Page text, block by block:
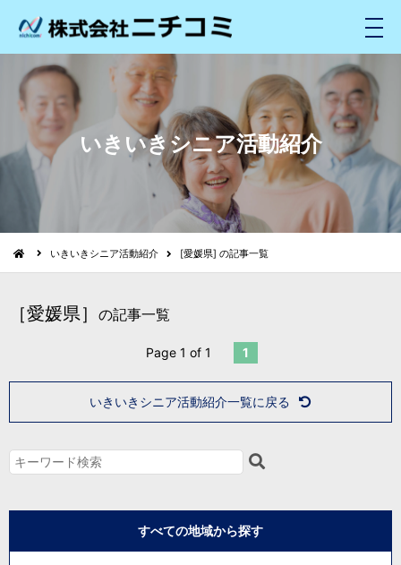
メ
ニ
ュ
いきいきシニア活動紹介
いきいきシニア活動紹介 [愛媛県] の記事一覧
［愛媛県］ の記事一覧
Page 1 of 1 1
いきいきシニア活動紹介一覧に戻る
すべての地域から探す